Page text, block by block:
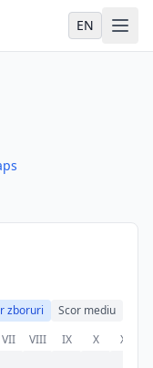
EN
zboruri
Scor mediu
VII VIII IX X XI